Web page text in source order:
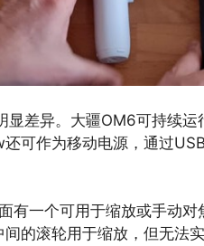
显差异。大疆OM6可持续
可作为移动电源，通过
有一个可用于缩放或手动
的滚轮用于缩放，但无法